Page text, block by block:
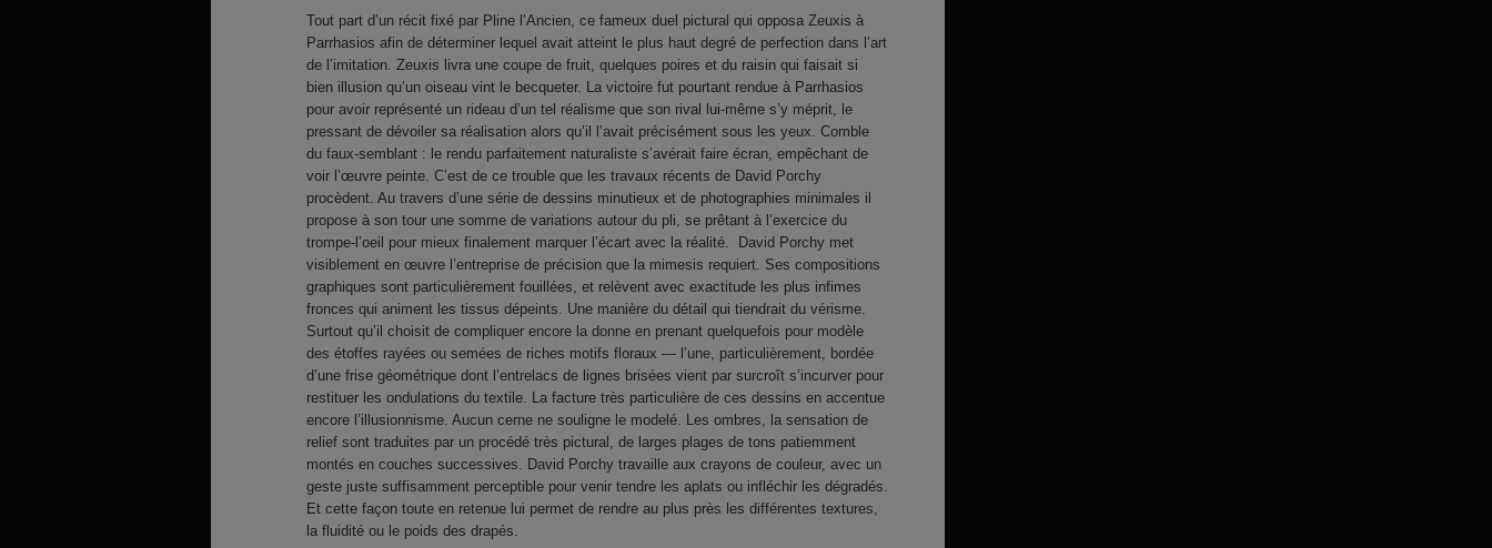
Tout part d’un récit fixé par Pline l’Ancien, ce fameux duel pictural qui opposa Zeuxis à
Parrhasios afin de déterminer lequel avait atteint le plus haut degré de perfection dans l’art
de l’imitation. Zeuxis livra une coupe de fruit, quelques poires et du raisin qui faisait si
bien illusion qu’un oiseau vint le becqueter. La victoire fut pourtant rendue à Parrhasios
pour avoir représenté un rideau d’un tel réalisme que son rival lui-même s’y méprit, le
pressant de dévoiler sa réalisation alors qu’il l’avait précisément sous les yeux. Comble
du faux-semblant : le rendu parfaitement naturaliste s’avérait faire écran, empêchant de
voir l’œuvre peinte. C’est de ce trouble que les travaux récents de David Porchy
procèdent. Au travers d’une série de dessins minutieux et de photographies minimales il
propose à son tour une somme de variations autour du pli, se prêtant à l’exercice du
trompe-l’oeil pour mieux finalement marquer l’écart avec la réalité. David Porchy met
visiblement en œuvre l’entreprise de précision que la mimesis requiert. Ses compositions
graphiques sont particulièrement fouillées, et relèvent avec exactitude les plus infimes
fronces qui animent les tissus dépeints. Une manière du détail qui tiendrait du vérisme.
Surtout qu’il choisit de compliquer encore la donne en prenant quelquefois pour modèle
des étoffes rayées ou semées de riches motifs floraux — l’une, particulièrement, bordée
d’une frise géométrique dont l’entrelacs de lignes brisées vient par surcroît s’incurver pour
restituer les ondulations du textile. La facture très particulière de ces dessins en accentue
encore l’illusionnisme. Aucun cerne ne souligne le modelé. Les ombres, la sensation de
relief sont traduites par un procédé très pictural, de larges plages de tons patiemment
montés en couches successives. David Porchy travaille aux crayons de couleur, avec un
geste juste suffisamment perceptible pour venir tendre les aplats ou infléchir les dégradés.
Et cette façon toute en retenue lui permet de rendre au plus près les différentes textures,
la fluidité ou le poids des drapés.